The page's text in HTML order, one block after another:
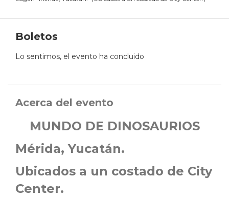
Boletos
Lo sentimos, el evento ha concluido
Acerca del evento
MUNDO DE DINOSAURIOS
Mérida, Yucatán.
Ubicados a un costado de City
Center.